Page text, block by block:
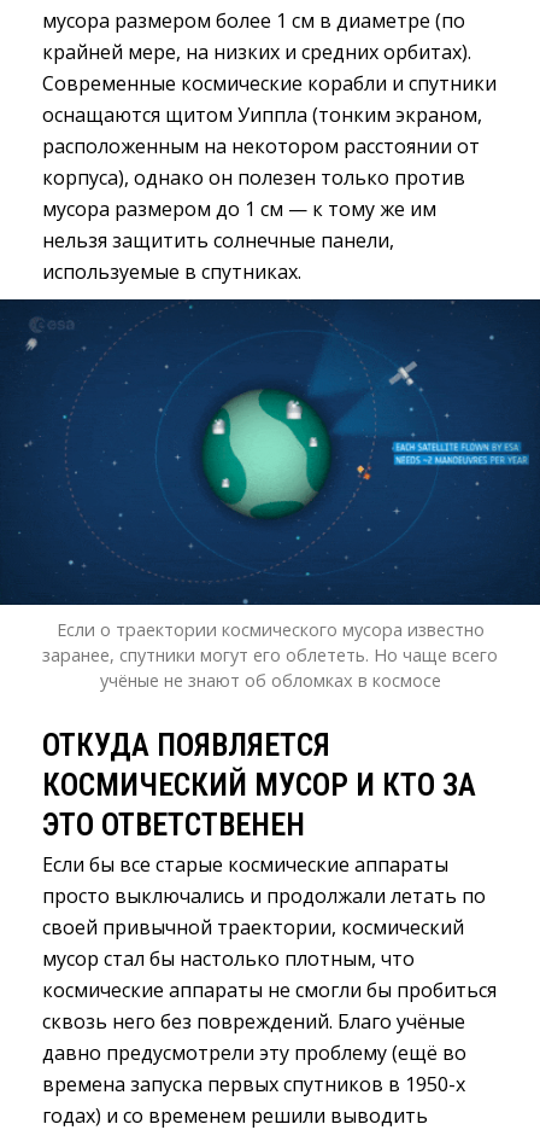
мусора размером более 1 см в диаметре (по
крайней мере, на низких и средних орбитах).
Современные космические корабли и спутники
оснащаются щитом Уиппла (тонким экраном,
расположенным на некотором расстоянии от
корпуса), однако он полезен только против
мусора размером до 1 см — к тому же им
нельзя защитить солнечные панели,
используемые в спутниках.
Если о траектории космического мусора известно
заранее, спутники могут его облететь. Но чаще всего
учёные не знают об обломках в космосе
ОТКУДА ПОЯВЛЯЕТСЯ
КОСМИЧЕСКИЙ МУСОР И КТО ЗА
ЭТО ОТВЕТСТВЕНЕН
Если бы все старые космические аппараты
просто выключались и продолжали летать по
своей привычной траектории, космический
мусор стал бы настолько плотным, что
космические аппараты не смогли бы пробиться
сквозь него без повреждений. Благо учёные
давно предусмотрели эту проблему (ещё во
времена запуска первых спутников в 1950-х
годах) и со временем решили выводить